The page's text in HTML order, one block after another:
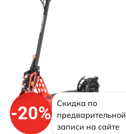
-20%
Скидка по
предварительной
записи на сайте